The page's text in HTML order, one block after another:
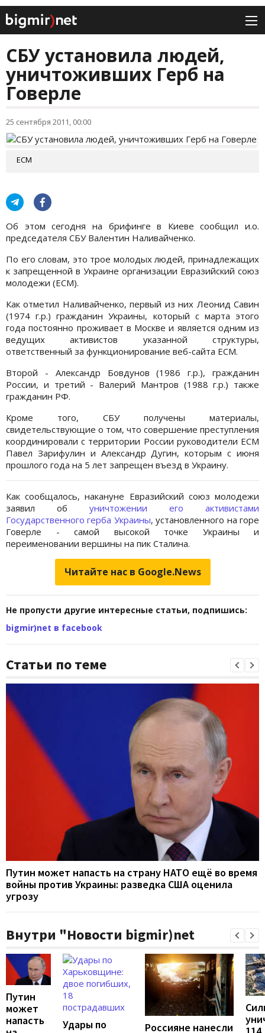
СБУ установила людей,
уничтоживших Герб на
Говерле
25 сентября 2011, 00:00
ЕСМ
Об этом сегодня на брифинге в Киеве сообщил и.о.
председателя СБУ Валентин Наливайченко.
По его словам, это трое молодых людей, принадлежащих
к запрещенной в Украине организации Евразийский союз
молодежи (ЕСМ).
Как отметил Наливайченко, первый из них Леонид Савин
(1974 г.р.) гражданин Украины, который с марта этого
года постоянно проживает в Москве и является одним из
ведущих активистов указанной структуры,
ответственный за функционирование веб-сайта ЕСМ.
Второй - Александр Бовдунов (1986 г.р.), гражданин
России, и третий - Валерий Мантров (1988 г.р.) также
гражданин РФ.
Кроме того, СБУ получены материалы,
свидетельствующие о том, что совершение преступления
координировали с территории России руководители ЕСМ
Павел Зарифулин и Александр Дугин, которым с июня
прошлого года на 5 лет запрещен въезд в Украину.
Как сообщалось, накануне Евразийский союз молодежи
заявил об уничтожении его активистами
Государственного герба Украины, установленного на горе
Говерле - самой высокой точке Украины и
переименовании вершины на пик Сталина.
Читайте нас в Google.News
Не пропусти другие интересные статьи, подпишись:
bigmir)net в facebook
Статьи по теме
Путин может напасть на страну НАТО ещё во время
войны против Украины: разведка США оценила
угрозу
Внутри "Новости bigmir)net
Путин
может
напасть
Удары по
Россияне нанесли